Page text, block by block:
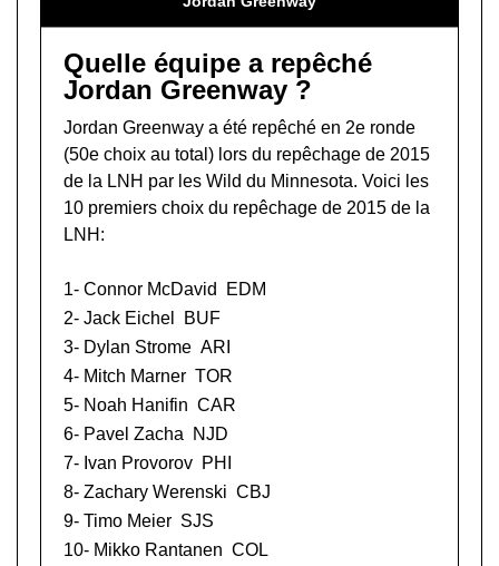
Quelle équipe a repêché
Jordan Greenway ?
Jordan Greenway a été repêché en 2e ronde
(50e choix au total) lors du repêchage de 2015
de la LNH par les Wild du Minnesota. Voici les
10 premiers choix du repêchage de 2015 de la
LNH:
1- Connor McDavid
EDM
2- Jack Eichel
BUF
3- Dylan Strome ARI
4- Mitch Marner TOR
5- Noah Hanifin CAR
6- Pavel Zacha
NJD
7- Ivan Provorov PHI
8- Zachary Werenski CBJ
9- Timo Meier SJS
10- Mikko Rantanen COL